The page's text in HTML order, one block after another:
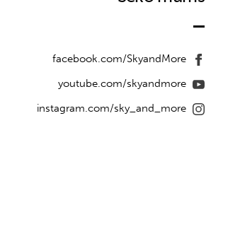
facebook.com/SkyandMore
youtube.com/skyandmore
instagram.com/sky_and_more